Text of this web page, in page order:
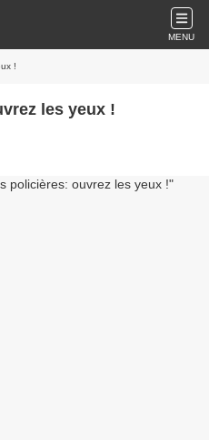
MENU
!
les yeux !